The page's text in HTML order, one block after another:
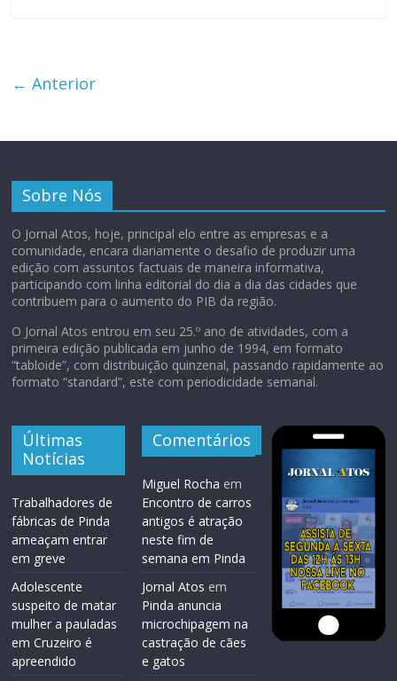
← Anterior
Sobre Nós
O Jornal Atos, hoje, principal elo entre as empresas e a
comunidade, encara diariamente o desafio de produzir uma
edição com assuntos factuais de maneira informativa,
participando com linha editorial do dia a dia das cidades que
contribuem para o aumento do PIB da região.
O Jornal Atos entrou em seu 25.º ano de atividades, com a
primeira edição publicada em junho de 1994, em formato
“tabloide”, com distribuição quinzenal, passando rapidamente ao
formato “standard”, este com periodicidade semanal.
Últimas
Notícias
Trabalhadores de
fábricas de Pinda
ameaçam entrar
em greve
Adolescente
suspeito de matar
mulher a pauladas
em Cruzeiro é
apreendido
Comentários
Miguel Rocha em
Encontro de carros
antigos é atração
neste fim de
semana em Pinda
Jornal Atos em
Pinda anuncia
microchipagem na
castração de cães
e gatos